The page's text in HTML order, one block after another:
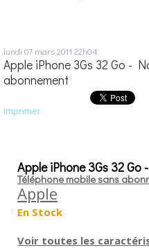
lundi 07 mars 2011 22h04
Apple iPhone 3Gs 32 Go -
abonnement
Imprimer
Apple iPhone 3Gs 32 Go
Téléphone mobile sans
Apple
En Stock
Voir toutes les